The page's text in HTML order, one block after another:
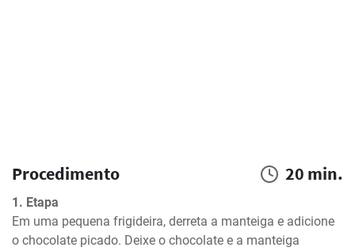
Procedimento 20 min.
1. Etapa
Em uma pequena frigideira, derreta a manteiga e adicione
o chocolate picado. Deixe o chocolate e a manteiga